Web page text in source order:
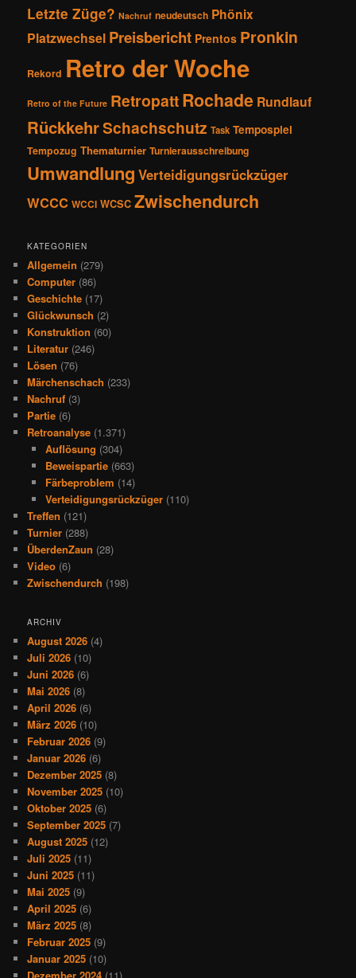
Letzte Züge? Nachruf neudeutsch Phönix
Platzwechsel Preisbericht Prentos Pronkin
Rekord Retro der Woche
Retro of the Future RetropattRochade Rundlauf
RückkehrSchachschutz Task Tempospiel
Tempozug Thematurnier Turnierausschreibung
Umwandlung Verteidigungsrückzüger
WCCC WCCI WCSC Zwischendurch
KATEGORIEN
Allgemein (279)
Computer (86)
Geschichte (17)
Glückwunsch (2)
Konstruktion (60)
Literatur (246)
Lösen (76)
Märchenschach (233)
Nachruf (3)
Partie (6)
Retroanalyse (1.371)
Auflösung (304)
Beweispartie(663)
Färbeproblem (14)
Verteidigungsrückzüger(110)
Treffen (121)
Turnier (288)
ÜberdenZaun (28)
Video (6)
Zwischendurch (198)
ARCHIV
August 2026 (4)
Juli 2026 (10)
Juni 2026 (6)
Mai 2026 (8)
April 2026 (6)
März 2026 (10)
Februar 2026 (9)
Januar 2026 (6)
Dezember 2025 (8)
November 2025 (10)
Oktober 2025 (6)
September 2025 (7)
August 2025 (12)
Juli 2025 (11)
Juni 2025 (11)
Mai 2025 (9)
April 2025 (6)
März 2025 (8)
Februar 2025 (9)
Januar 2025 (10)